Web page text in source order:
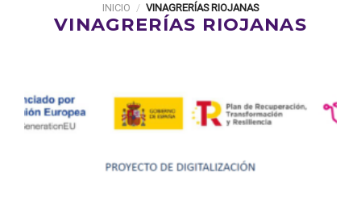
INICIO / VINAGRERÍAS RIOJANAS
VINAGRERÍAS RIOJANAS